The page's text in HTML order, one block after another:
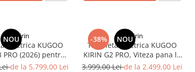
NOU
KuKirin
Electrica KUGOO
PRO (2026) pentru
(Off-Road
de la 5.799,00 Lei
-38% NOU
KuKirin
Trotineta Electrica KUGOO
KIRIN G2 PRO, Viteza pana la
45km/h, Autonomie 55Km,
3.999,00 Leide la 2.499,00 Lei